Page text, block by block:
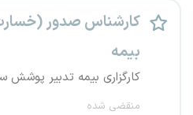
کارشناس صدور
بیمه
کارگزاری بیمه تدبیر پوشش
منقضی شده